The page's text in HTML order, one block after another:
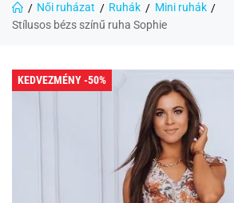
Női ruházat Ruhák
Mini ruhák
Stílusos bézs színű ruha Sophie
KEDVEZMÉNY -50%